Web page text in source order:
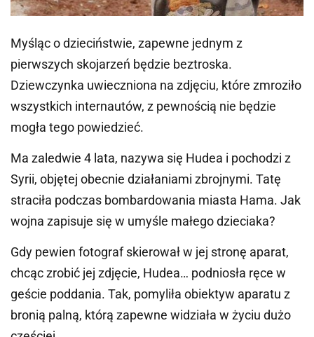
Myśląc o dzieciństwie, zapewne jednym z
pierwszych skojarzeń będzie beztroska.
Dziewczynka uwieczniona na zdjęciu, które zmroziło
wszystkich internautów, z pewnością nie będzie
mogła tego powiedzieć.
Ma zaledwie 4 lata, nazywa się Hudea i pochodzi z
Syrii, objętej obecnie działaniami zbrojnymi. Tatę
straciła podczas bombardowania miasta Hama. Jak
wojna zapisuje się w umyśle małego dzieciaka?
Gdy pewien fotograf skierował w jej stronę aparat,
chcąc zrobić jej zdjęcie, Hudea… podniosła ręce w
geście poddania. Tak, pomyliła obiektyw aparatu z
bronią palną, którą zapewne widziała w życiu dużo